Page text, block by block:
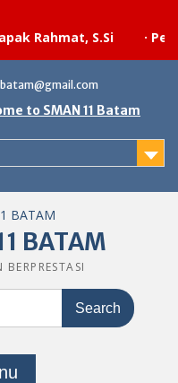
Rahmat, S.Si
to SMAN 11 Batam
BATAM